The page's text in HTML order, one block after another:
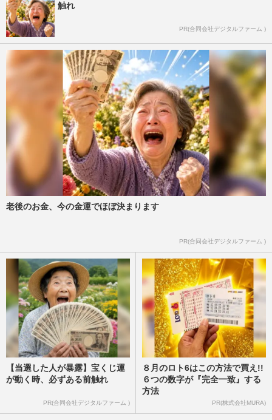
触れ
PR(合同会社デジタルファーム )
老後のお金、今の金運でほぼ決まります
PR(合同会社デジタルファーム )
【当選した人が暴露】宝くじ運
が動く時、必ずある前触れ
PR(合同会社デジタルファーム )
８月のロト6はこの方法で買え!!
６つの数字が『完全一致』する
方法
PR(株式会社MURA)